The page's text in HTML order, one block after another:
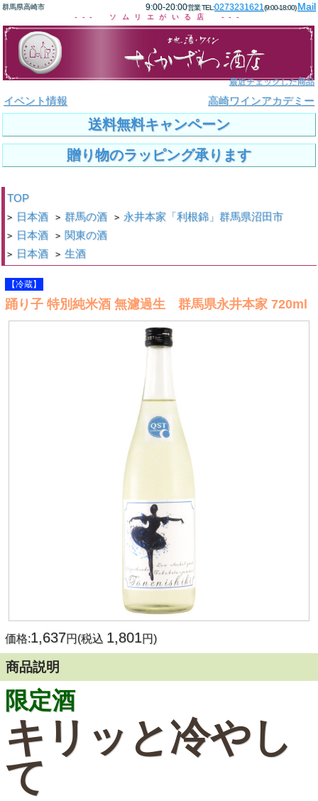
群馬県高崎市 9:00-20:00営業 TEL:0273231621(9:00-18:00)Mail
--- ソムリエがいる店 ---
最近チェックした商品
イベント情報 高崎ワインアカデミー
送料無料キャンペーン
贈り物のラッピング承ります
TOP
> 日本酒 > 群馬の酒 > 永井本家「利根錦」群馬県沼田市
> 日本酒 > 関東の酒
> 日本酒 > 生酒
【冷蔵】
踊り子 特別純米酒 無濾過生 群馬県永井本家 720ml
価格:1,637円(税込 1,801円)
商品説明
限定酒
キリッと冷やし
て